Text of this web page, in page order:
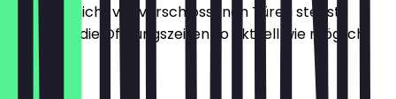
Damit du nicht vor verschlossenen Türen stehst,
halten wir die Öffnungszeiten so aktuell wie möglich.